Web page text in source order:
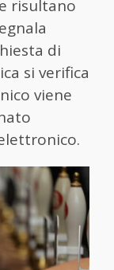
risultano
di
si verifica
viene